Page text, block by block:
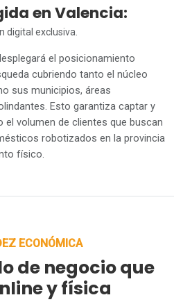
en Valencia:
digital exclusiva.
el posicionamiento
cubriendo tanto el núcleo
sus municipios, áreas
Esto garantiza captar y
volumen de clientes que buscan
robotizados en la provincia
físico.
ECONÓMICA
de negocio que
y física